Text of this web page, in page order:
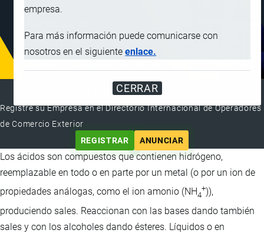
empresa.
Para más información puede comunicarse con
nosotros en el siguienteenlace.
CERRAR
DIRECTORIO INTERNACIONAL
Registre su Empresa en el Directorio Internacional de Operadores
de Comercio Exterior
REGISTRAR
ANUNCIAR
Los ácidos son compuestos que contienen hidrógeno,
reemplazable en todo o en parte por un metal (o por un ion de
propiedades análogas, como el ion amonio (NH4
+)),
produciendo sales. Reaccionan con las bases dando también
sales y con los alcoholes dando ésteres. Líquidos o en